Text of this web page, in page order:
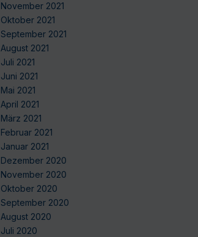
November 2021
Oktober 2021
September 2021
August 2021
Juli 2021
Juni 2021
Mai 2021
April 2021
März 2021
Februar 2021
Januar 2021
Dezember 2020
November 2020
Oktober 2020
September 2020
August 2020
Juli 2020